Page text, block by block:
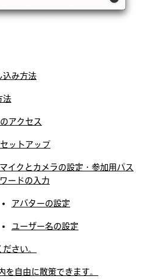
込み方法
法
アクセス
ットアップ
マイクとカメラの設定・参加用パス
ワードの入力
アバターの設定
ユーザー名の設定
さい。
を自由に散策できます。